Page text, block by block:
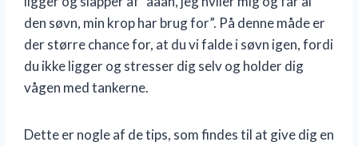
den søvn, min krop har brug for”. På denne måde er
der større chance for, at du vi falde i søvn igen, fordi
du ikke ligger og stresser dig selv og holder dig
vågen med tankerne.
Dette er nogle af de tips, som findes til at give dig en